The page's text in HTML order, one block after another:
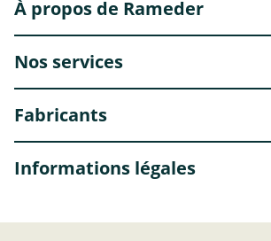
À propos de Rameder
Nos services
Fabricants
Informations légales